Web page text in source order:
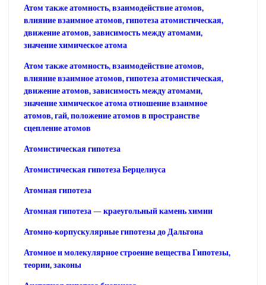
Атом также атомность, взаимодействие атомов,
влияние взаимное атомов, гипотеза атомистическая,
движение атомов, зависимость между атомами,
значение химическое атома
Атом также атомность, взаимодействие атомов,
влияние взаимное атомов, гипотеза атомистическая,
движение атомов, зависимость между атомами,
значение химическое атома отношение взаимное
атомов, гай, положение атомов в пространстве
сцепление атомов
Атомистическая гипотеза
Атомистическая гипотеза Берцелиуса
Атомная гипотеза
Атомная гипотеза — краеугольный камень химии
Атомно-корпускулярные гипотезы до Дальтона
Атомное и молекулярное строение вещества Гипотезы,
теории, законы